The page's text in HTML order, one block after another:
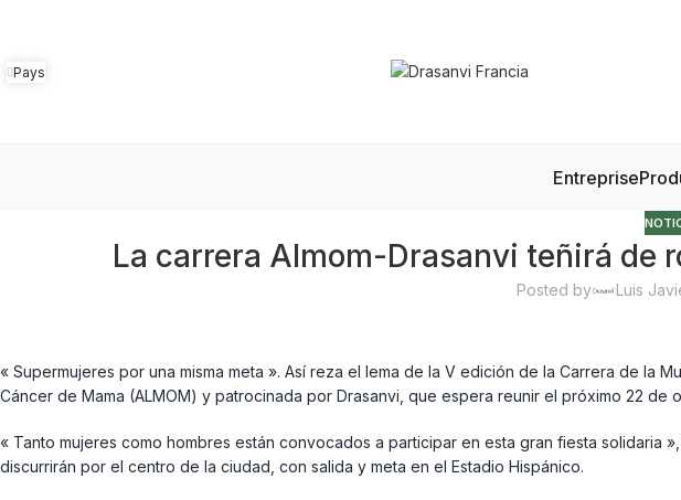
Pays
Entreprise
La carrera Almom-Drasanvi teñirá de
Posted by Luis
« Supermujeres por una misma meta ». Así reza el lema de la V edición de la Carrera de la
Cáncer de Mama (ALMOM) y patrocinada por Drasanvi, que espera reunir el próximo 22
« Tanto mujeres como hombres están convocados a participar en esta gran fiesta
discurrirán por el centro de la ciudad, con salida y meta en el Estadio Hispánico.